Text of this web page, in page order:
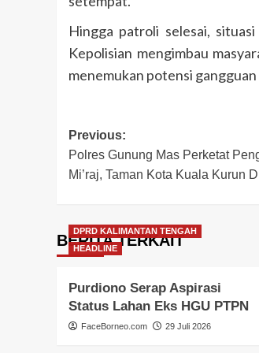
Hingga patroli selesai,
Kepolisian mengimbau
menemukan potensi
Post
navigation
Previous:
Polres Gunung Mas Perketat
Mi’raj, Taman Kota Kuala Kurun
BERITA TERKAIT
DPRD KALIMANTAN TENGAH
HEADLINE
Purdiono Serap Aspirasi
Status Lahan Eks HGU PTPN
FaceBorneo.com 29 Juli 2026